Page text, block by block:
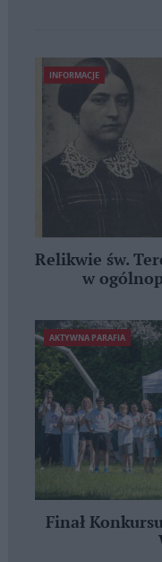
INFORMACJE
Relikwie św.
w
AKTYWNA PARAFIA
Finał